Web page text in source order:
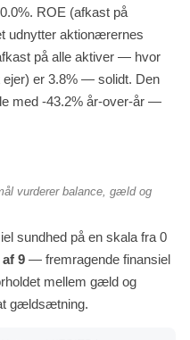
ROE (afkast på
udnytter aktionærernes
på alle aktiver — hvor
ejer) er 3.8% — solidt. Den
med -43.2% år-over-år —
vurderer balance, gæld og
sundhed på en skala fra 0
9 — fremragende finansiel
mellem gæld og
gældsætning.